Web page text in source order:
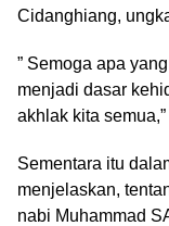
Cidanghiang,
” Semoga apa
menjadi dasar
akhlak kita
Sementara itu
menjelaskan,
nabi Muhammad